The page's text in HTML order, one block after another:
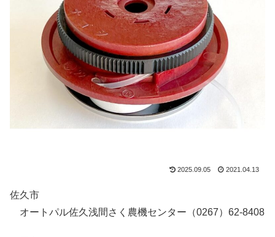
2025.09.05 2021.04.13
佐久市
オートパル佐久浅間さく農機センター（0267）62-8408